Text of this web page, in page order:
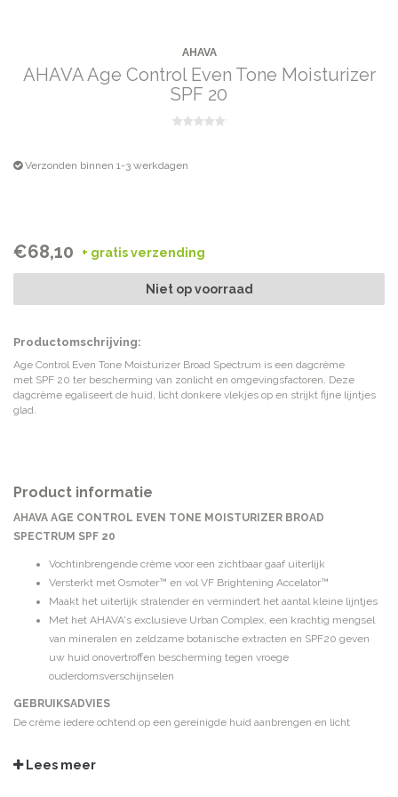
AHAVA
AHAVA Age Control Even Tone Moisturizer
SPF 20
Verzonden binnen 1-3 werkdagen
+ gratis verzending
€68,10
Niet op voorraad
Productomschrijving:
Age Control Even Tone Moisturizer Broad Spectrum is een dagcrème
met SPF 20 ter bescherming van zonlicht en omgevingsfactoren. Deze
dagcrème egaliseert de huid, licht donkere vlekjes op en strijkt fijne lijntjes
glad.
Product informatie
AHAVA AGE CONTROL EVEN TONE MOISTURIZER BROAD
SPECTRUM SPF 20
Vochtinbrengende crème voor een zichtbaar gaaf uiterlijk
Versterkt met Osmoter™ en vol VF Brightening Accelator™
Maakt het uiterlijk stralender en vermindert het aantal kleine lijntjes
Met het AHAVA's exclusieve Urban Complex, een krachtig mengsel
van mineralen en zeldzame botanische extracten en SPF20 geven
uw huid onovertroffen bescherming tegen vroege
ouderdomsverschijnselen
GEBRUIKSADVIES
De crème iedere ochtend op een gereinigde huid aanbrengen en licht
Lees meer